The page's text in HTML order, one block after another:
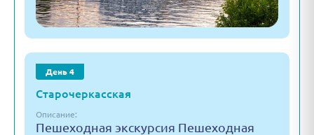
День 4
Старочеркасская
Описание:
Пешеходная экскурсия Пешеходная